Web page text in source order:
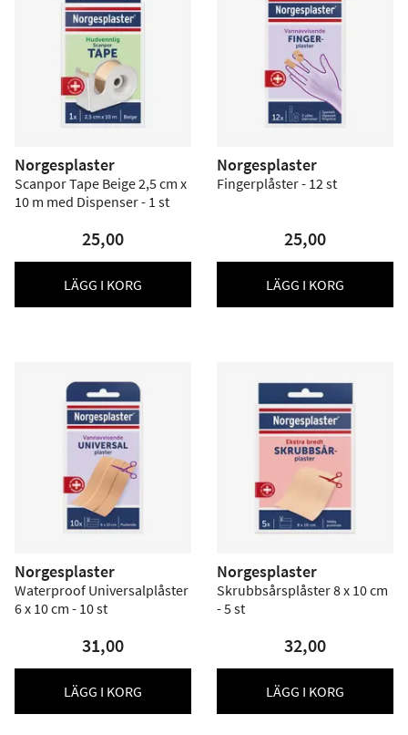
Norgesplaster
Scanpor Tape Beige 2,5 cm x
10 m med Dispenser - 1 st
25,00
LÄGG I KORG
Norgesplaster
Fingerplåster - 12 st
25,00
LÄGG I KORG
Norgesplaster
Waterproof Universalplåster
6 x 10 cm - 10 st
31,00
LÄGG I KORG
Norgesplaster
Skrubbsårsplåster 8 x 10 cm
- 5 st
32,00
LÄGG I KORG